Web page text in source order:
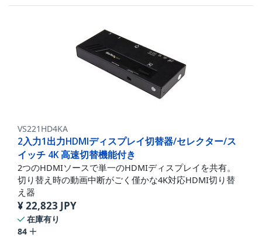
VS221HD4KA
2入力1出力HDMIディスプレイ切替器/セレクター/ス
イッチ 4K 高速切替機能付き
2つのHDMIソースで単一のHDMIディスプレイを共有。
切り替え時の動画中断がごく僅かな4K対応HDMI切り替
え器
¥22,823 JPY
在庫有り
84